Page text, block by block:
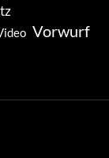
Vorwurf